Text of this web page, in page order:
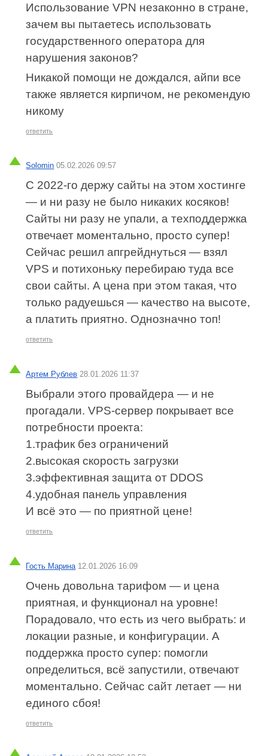
Использование VPN незаконно в стране,
зачем вы пытаетесь использовать
государственного оператора для
нарушения законов?
Никакой помощи не дождался, айпи все
также является кирпичом, не рекомендую
никому
ответить
Solomin 05.02.2026 09:57
С 2022‑го держу сайты на этом хостинге
— и ни разу не было никаких косяков!
Сайты ни разу не упали, а техподдержка
отвечает моментально, просто супер!
Сейчас решил апгрейднуться — взял
VPS и потихоньку перебираю туда все
свои сайты. А цена при этом такая, что
только радуешься — качество на высоте,
а платить приятно. Однозначно топ!
ответить
Артем Рублев 28.01.2026 11:37
Выбрали этого провайдера — и не
прогадали. VPS‑сервер покрывает все
потребности проекта:
1.трафик без ограничений
2.высокая скорость загрузки
3.эффективная защита от DDOS
4.удобная панель управления
И всё это — по приятной цене!
ответить
Гость Марина 12.01.2026 16:09
Очень довольна тарифом — и цена
приятная, и функционал на уровне!
Порадовало, что есть из чего выбрать: и
локации разные, и конфигурации. А
поддержка просто супер: помогли
определиться, всё запустили, отвечают
моментально. Сейчас сайт летает — ни
единого сбоя!
ответить